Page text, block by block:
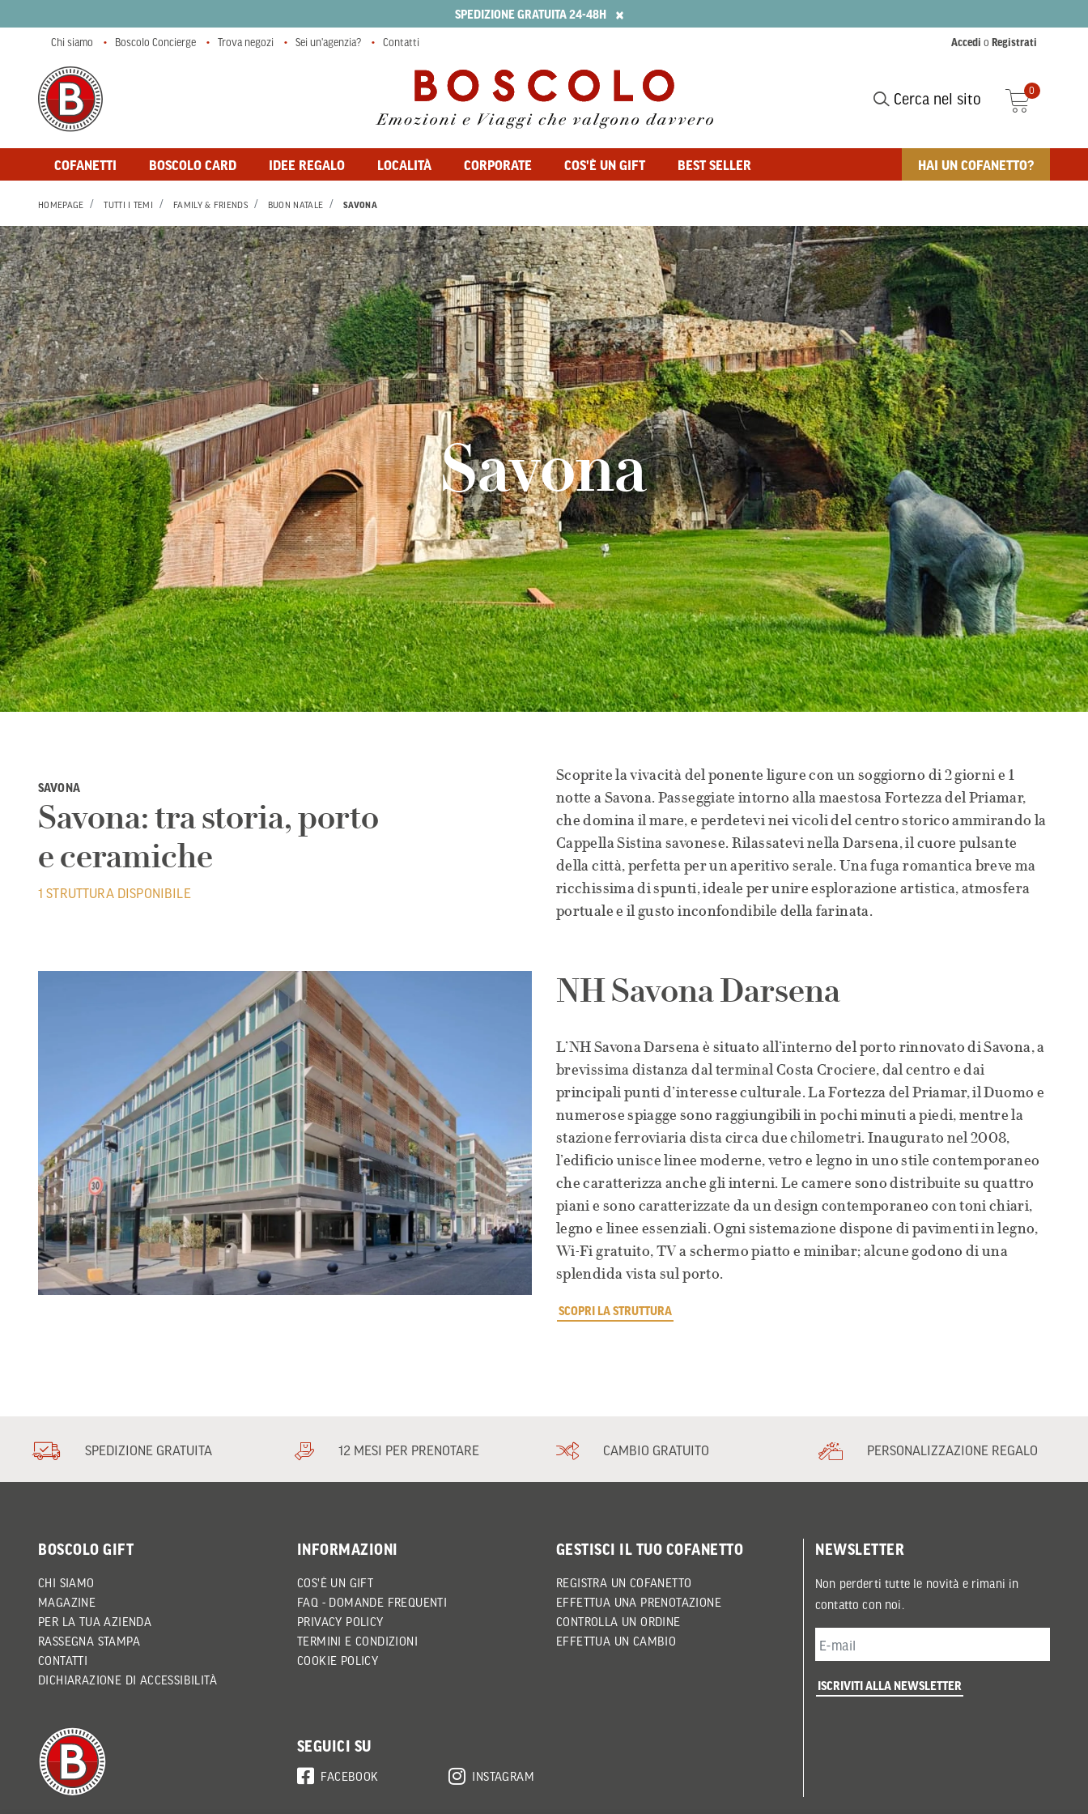
SPEDIZIONE GRATUITA 24-48H ×
Cerca nel sito
0
COFANETTI BOSCOLO CARD IDEE REGALO LOCALITÀ CORPORATE COS'È UN GIFT BEST SELLER HAI UN COFANETTO?
Chi siamo Boscolo Concierge Trova negozi Sei un'agenzia? Contatti Accedi o Registrati
HOMEPAGE TUTTI I TEMI FAMILY & FRIENDS BUON NATALE SAVONA
Savona
SAVONA
Savona: tra storia, porto
e ceramiche
1 STRUTTURA DISPONIBILE
Scoprite la vivacità del ponente ligure con un soggiorno di 2 giorni e 1
notte a Savona. Passeggiate intorno alla maestosa Fortezza del Priamar,
che domina il mare, e perdetevi nei vicoli del centro storico ammirando la
Cappella Sistina savonese. Rilassatevi nella Darsena, il cuore pulsante
della città, perfetta per un aperitivo serale. Una fuga romantica breve ma
ricchissima di spunti, ideale per unire esplorazione artistica, atmosfera
portuale e il gusto inconfondibile della farinata.
NH Savona Darsena
L’NH Savona Darsena è situato all’interno del porto rinnovato di Savona, a
brevissima distanza dal terminal Costa Crociere, dal centro e dai
principali punti d’interesse culturale. La Fortezza del Priamar, il Duomo e
numerose spiagge sono raggiungibili in pochi minuti a piedi, mentre la
stazione ferroviaria dista circa due chilometri. Inaugurato nel 2008,
l’edificio unisce linee moderne, vetro e legno in uno stile contemporaneo
che caratterizza anche gli interni. Le camere sono distribuite su quattro
piani e sono caratterizzate da un design contemporaneo con toni chiari,
legno e linee essenziali. Ogni sistemazione dispone di pavimenti in legno,
Wi-Fi gratuito, TV a schermo piatto e minibar; alcune godono di una
splendida vista sul porto.
SCOPRI LA STRUTTURA
SPEDIZIONE GRATUITA 12 MESI PER PRENOTARE CAMBIO GRATUITO PERSONALIZZAZIONE REGALO
BOSCOLO GIFT
CHI SIAMO
MAGAZINE
PER LA TUA AZIENDA
RASSEGNA STAMPA
CONTATTI
DICHIARAZIONE DI ACCESSIBILITÀ
INFORMAZIONI
COS'È UN GIFT
FAQ - DOMANDE FREQUENTI
PRIVACY POLICY
TERMINI E CONDIZIONI
COOKIE POLICY
GESTISCI IL TUO COFANETTO
REGISTRA UN COFANETTO
EFFETTUA UNA PRENOTAZIONE
CONTROLLA UN ORDINE
EFFETTUA UN CAMBIO
SEGUICI SU
FACEBOOK INSTAGRAM
NEWSLETTER
Non perderti tutte le novità e rimani in
contatto con noi.
ISCRIVITI ALLA NEWSLETTER